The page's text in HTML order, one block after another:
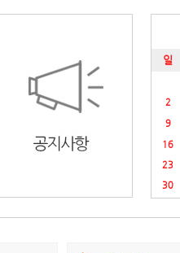
일
2
9
16
23
30